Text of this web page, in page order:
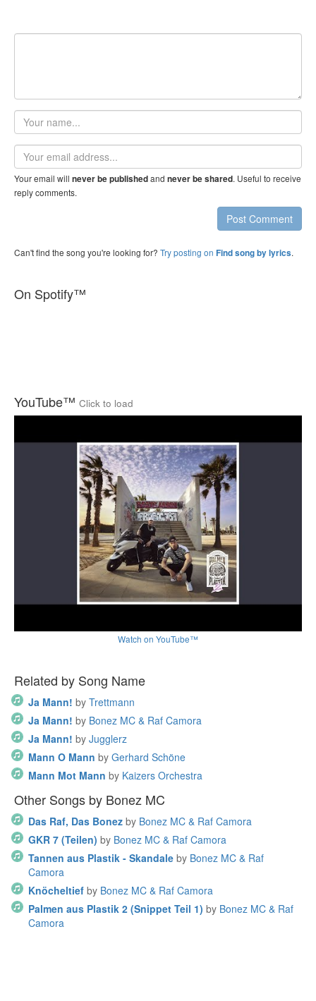
Your
name
Email
address
Your email will never be publishedand never be shared. Useful to receive
reply comments.
Post Comment
Can't find the song you're looking for? Try posting on Find song by lyrics.
On Spotify™
YouTube™ Click to load
Watch on YouTube™
Related by Song Name
Ja Mann! by Trettmann
Ja Mann! by Bonez MC & Raf Camora
Ja Mann! by Jugglerz
Mann O Mann by Gerhard Schöne
Mann Mot Mann by Kaizers Orchestra
Other Songs by Bonez MC
Das Raf, Das Bonez by Bonez MC & Raf Camora
GKR 7 (Teilen) by Bonez MC & Raf Camora
Tannen aus Plastik - Skandale by Bonez MC & Raf
Camora
Knöcheltief by Bonez MC & Raf Camora
Palmen aus Plastik 2 (Snippet Teil 1) by Bonez MC & Raf
Camora